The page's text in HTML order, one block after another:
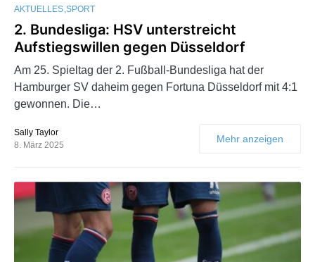
AKTUELLES SPORT
2. Bundesliga: HSV unterstreicht
Aufstiegswillen gegen Düsseldorf
Am 25. Spieltag der 2. Fußball-Bundesliga hat der
Hamburger SV daheim gegen Fortuna Düsseldorf mit 4:1
gewonnen. Die…
Sally Taylor
8. März 2025
Mehr anzeigen